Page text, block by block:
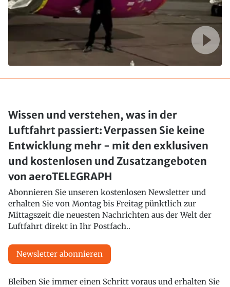
Wissen und verstehen, was in der
Luftfahrt passiert: Verpassen Sie keine
Entwicklung mehr - mit den exklusiven
und kostenlosen und Zusatzangeboten
von aeroTELEGRAPH
Abonnieren Sie unseren kostenlosen Newsletter und
erhalten Sie von Montag bis Freitag pünktlich zur
Mittagszeit die neuesten Nachrichten aus der Welt der
Luftfahrt direkt in Ihr Postfach..
Newsletter abonnieren
Bleiben Sie immer einen Schritt voraus und erhalten Sie